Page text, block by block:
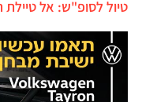
לסופ"ש: אל טיילת